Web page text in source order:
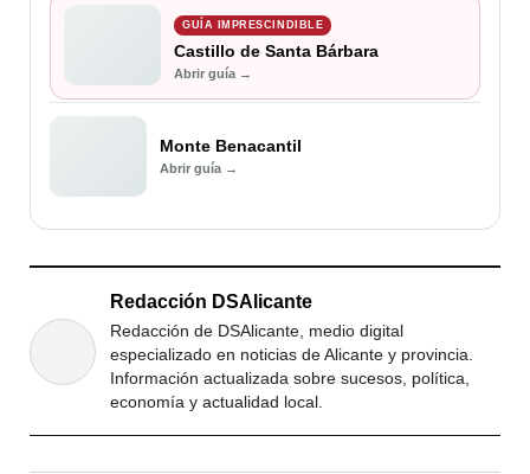
GUÍA IMPRESCINDIBLE
Castillo de Santa Bárbara
Abrir guía →
Monte Benacantil
Abrir guía →
Redacción DSAlicante
Redacción de DSAlicante, medio digital
especializado en noticias de Alicante y provincia.
Información actualizada sobre sucesos, política,
economía y actualidad local.